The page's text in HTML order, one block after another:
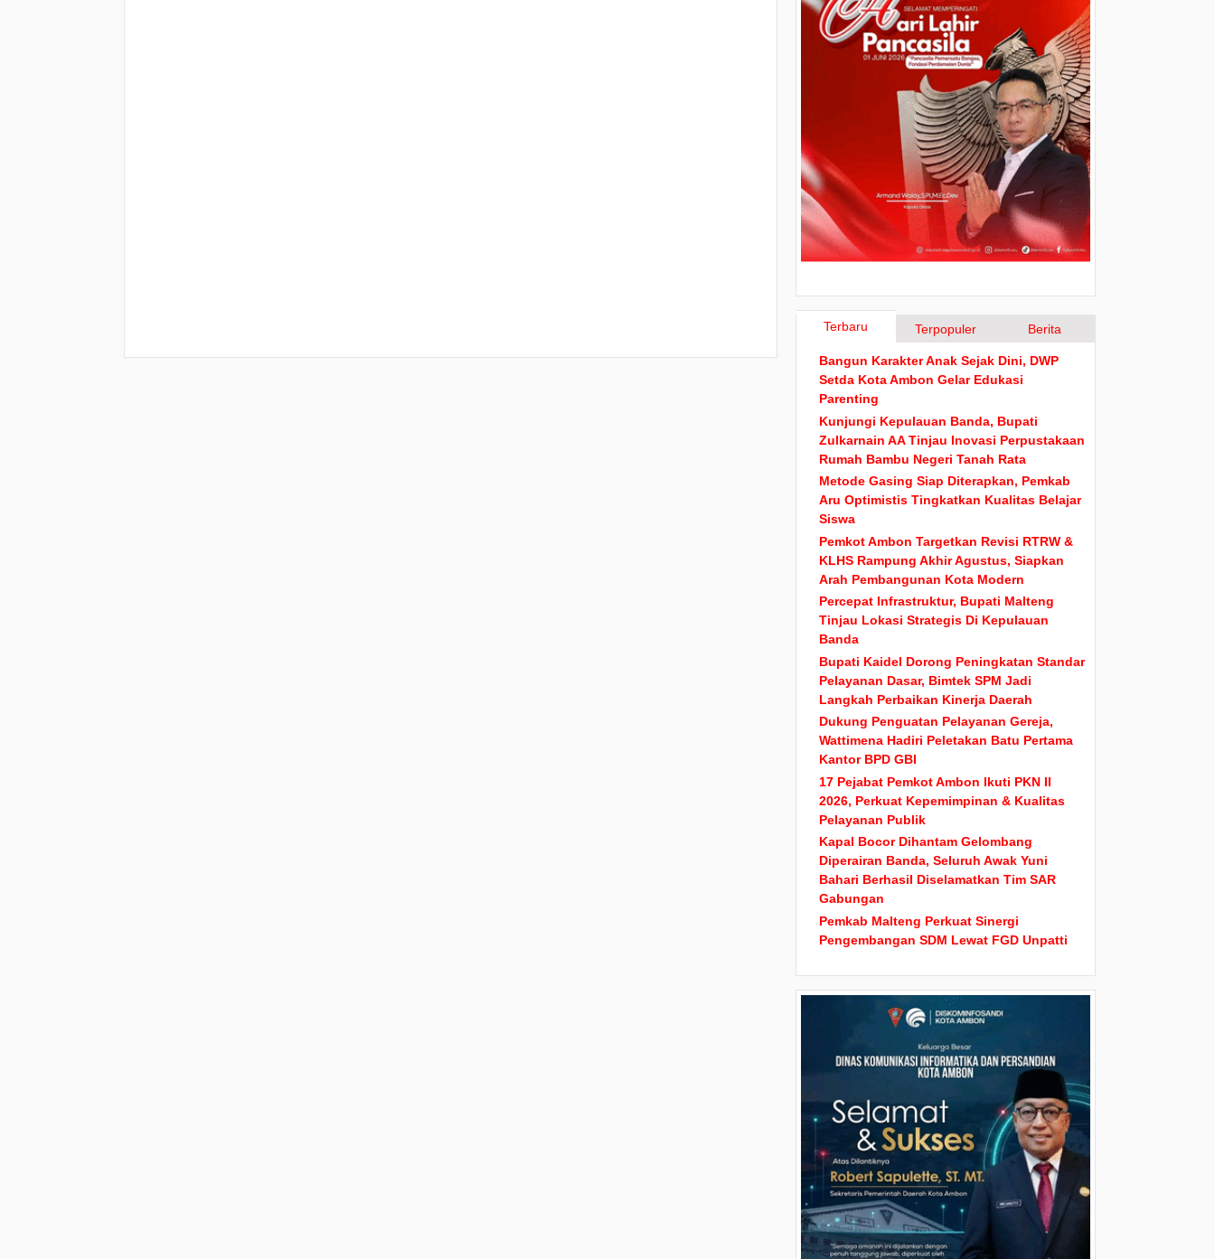
Terbaru Terpopuler Berita
Bangun Karakter Anak Sejak Dini, DWP
Setda Kota Ambon Gelar Edukasi
Parenting
Kunjungi Kepulauan Banda, Bupati
Zulkarnain AA Tinjau Inovasi Perpustakaan
Rumah Bambu Negeri Tanah Rata
Metode Gasing Siap Diterapkan, Pemkab
Aru Optimistis Tingkatkan Kualitas Belajar
Siswa
Pemkot Ambon Targetkan Revisi RTRW &
KLHS Rampung Akhir Agustus, Siapkan
Arah Pembangunan Kota Modern
Percepat Infrastruktur, Bupati Malteng
Tinjau Lokasi Strategis Di Kepulauan
Banda
Bupati Kaidel Dorong Peningkatan Standar
Pelayanan Dasar, Bimtek SPM Jadi
Langkah Perbaikan Kinerja Daerah
Dukung Penguatan Pelayanan Gereja,
Wattimena Hadiri Peletakan Batu Pertama
Kantor BPD GBI
17 Pejabat Pemkot Ambon Ikuti PKN II
2026, Perkuat Kepemimpinan & Kualitas
Pelayanan Publik
Kapal Bocor Dihantam Gelombang
Diperairan Banda, Seluruh Awak Yuni
Bahari Berhasil Diselamatkan Tim SAR
Gabungan
Pemkab Malteng Perkuat Sinergi
Pengembangan SDM Lewat FGD Unpatti